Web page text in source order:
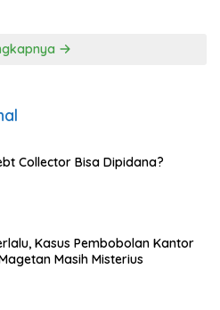
Collector Bisa Dipidana?
Kasus Pembobolan Kantor
Masih Misterius